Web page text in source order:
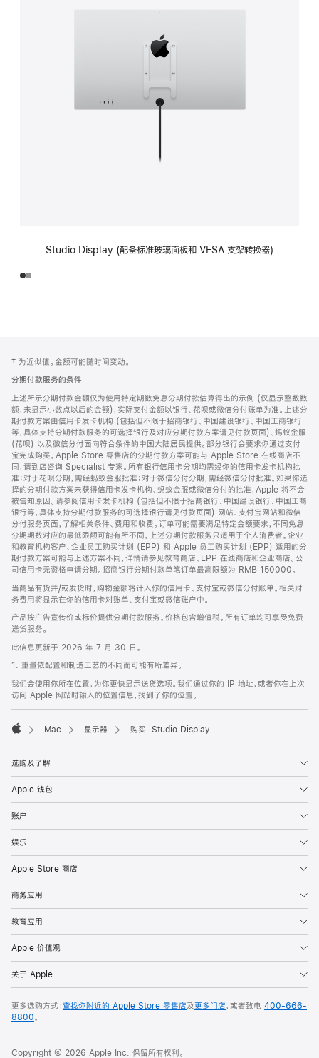
Studio Display (配备标准玻璃面板和 VESA 支架转换器)
页
页
脚
注
‡ 为近似值。金额可能随时间变动。
分期付款服务的条件
上述所示分期付款金额仅为使用特定期数免息分期付款估算得出的示例 (仅显示整数数
额，未显示小数点以后的金额)，实际支付金额以银行、花呗或微信分付账单为准。上述分
期付款方案由信用卡发卡机构 (包括但不限于招商银行、中国建设银行、中国工商银行
等，具体支持分期付款服务的可选择银行及对应分期付款方案请见付款页面)、蚂蚁金服
(花呗) 以及微信分付面向符合条件的中国大陆居民提供。部分银行会要求你通过支付
宝完成购买。Apple Store 零售店的分期付款方案可能与 Apple Store 在线商店不
同，请到店咨询 Specialist 专家。所有银行信用卡分期均需经你的信用卡发卡机构批
准；对于花呗分期，需经蚂蚁金服批准；对于微信分付分期，需经微信分付批准。如果你选
择的分期付款方案未获得信用卡发卡机构、蚂蚁金服或微信分付的批准，Apple 将不会
被告知原因。请参阅信用卡发卡机构 (包括但不限于招商银行、中国建设银行、中国工商
银行等，具体支持分期付款服务的可选择银行请见付款页面) 网站、支付宝网站和微信
分付服务页面，了解相关条件、费用和收费。订单可能需要满足特定金额要求，不同免息
分期期数对应的最低限额可能有所不同。上述分期付款服务只适用于个人消费者。企业
和教育机构客户、企业员工购买计划 (EPP) 和 Apple 员工购买计划 (EPP) 适用的分
期付款方案可能与上述方案不同，详情请参见教育商店、EPP 在线商店和企业商店。公
司信用卡无资格申请分期。招商银行分期付款单笔订单最高限额为 RMB 150000。
当商品有货并/或发货时，购物金额将计入你的信用卡、支付宝或微信分付账单。相关财
务费用将显示在你的信用卡对账单、支付宝或微信账户中。
产品按广告宣传价或标价提供分期付款服务。价格包含增值税。所有订单均可享受免费
送货服务。
此信息更新于 2026 年 7 月 30 日。
1. 重量依配置和制造工艺的不同而可能有所差异。
我们会使用你所在位置，为你更快显示送货选项。我们通过你的 IP 地址，或者你在上次
访问 Apple 网站时输入的位置信息，找到了你的位置。
Mac 显示器 购买 Studio Display
选购及了解
Apple 钱包
账户
娱乐
Apple Store 商店
商务应用
教育应用
Apple 价值观
关于 Apple
更多选购方式：查找你附近的 Apple Store 零售店及更多门店，或者致电 400-666-
8800。
Copyright © 2026 Apple Inc. 保留所有权利。